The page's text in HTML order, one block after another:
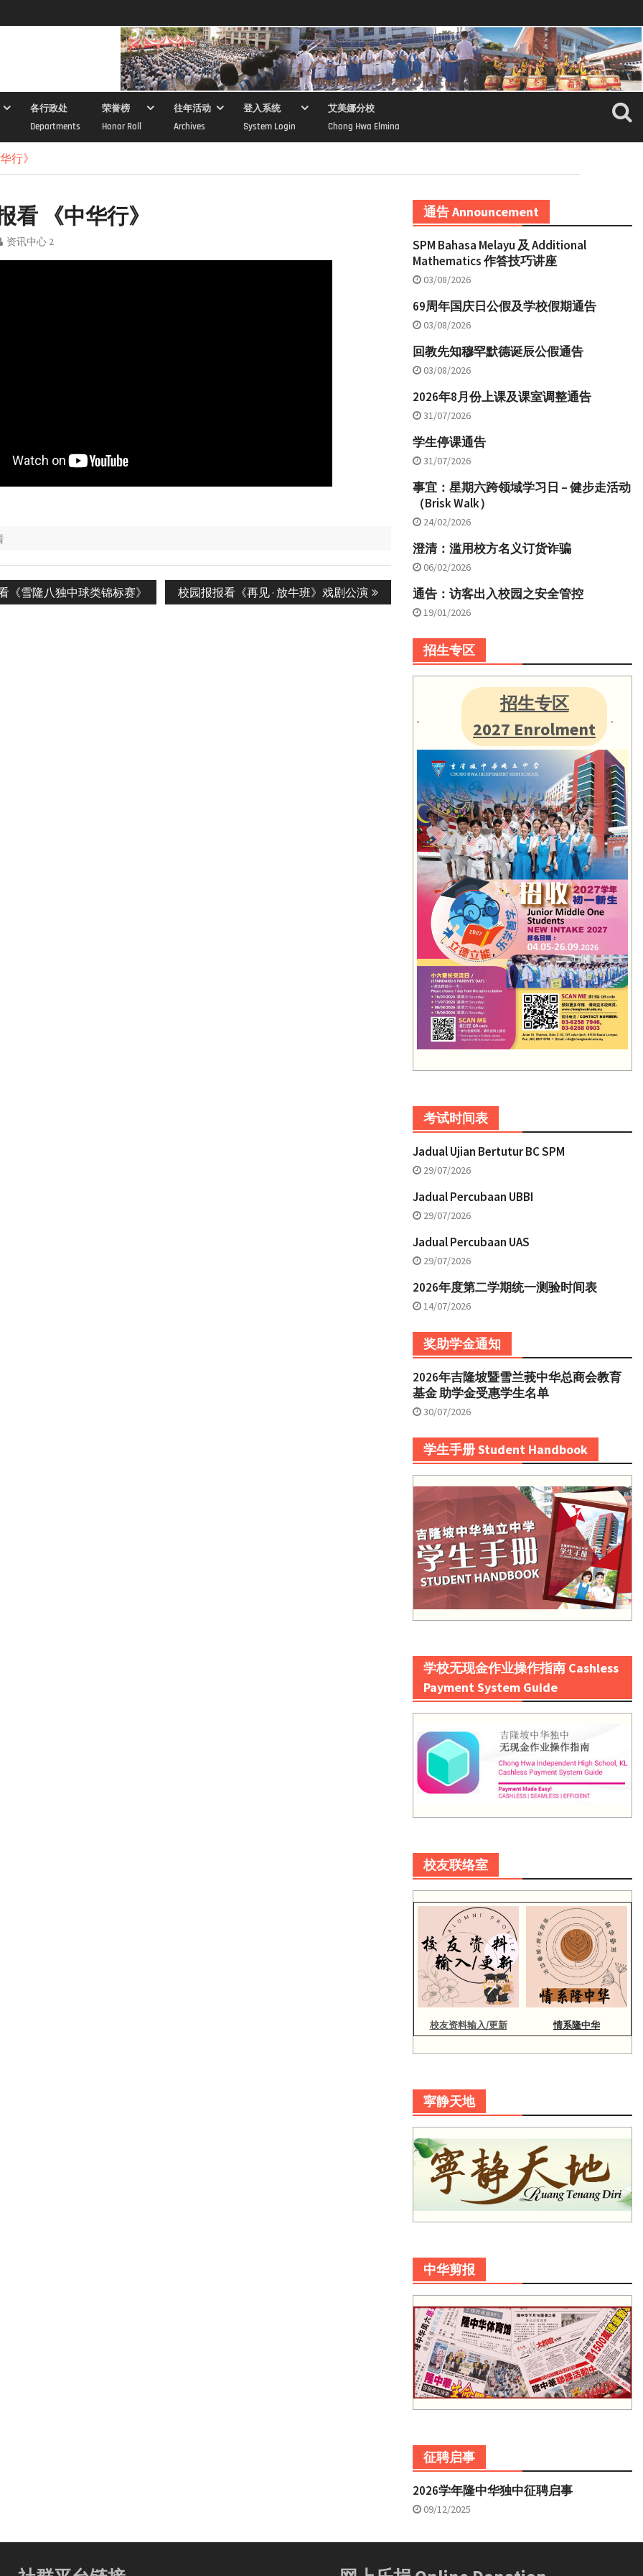
各行政处
Departments
荣誉榜
Honor Roll
往年活动
Archives
登入系统
System Login
艾美娜分校
Chong Hwa Elmina
行》
看 《中华行》
资讯中心 2
《雪隆八独中球类锦标赛》
Next
post:
校园报报看《再见 · 放牛班》戏剧公演
通告 Announcement
SPM Bahasa Melayu 及 Additional
Mathematics 作答技巧讲座
03/08/2026
69周年国庆日公假及学校假期通告
03/08/2026
回教先知穆罕默德诞辰公假通告
03/08/2026
2026年8月份上课及课室调整通告
31/07/2026
学生停课通告
31/07/2026
事宜：星期六跨领域学习日 – 健步走活动
（Brisk Walk）
24/02/2026
澄清：滥用校方名义订货诈骗
06/02/2026
通告：访客出入校园之安全管控
19/01/2026
招生专区
招生专区
2027 Enrolment
考试时间表
Jadual Ujian Bertutur BC SPM
29/07/2026
Jadual Percubaan UBBI
29/07/2026
Jadual Percubaan UAS
29/07/2026
2026年度第二学期统一测验时间表
14/07/2026
奖助学金通知
2026年吉隆坡暨雪兰莪中华总商会教育
基金 助学金受惠学生名单
30/07/2026
学生手册 Student Handbook
学校无现金作业操作指南 Cashless
Payment System Guide
校友联络室
校友资料输入/更新 情系隆中华
寜静天地
中华剪报
征聘启事
2026学年隆中华独中征聘启事
09/12/2025